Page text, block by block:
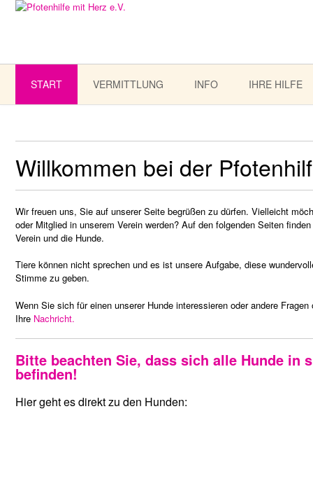
START VERMITTLUNG INFO IHRE HILFE
Willkommen bei der
Wir freuen uns, Sie auf unserer Seite begrüßen zu dürfen. Vielleicht
oder Mitglied in unserem Verein werden? Auf den folgenden Seiten
Verein und die Hunde.
Tiere können nicht sprechen und es ist unsere Aufgabe, diese
Stimme zu geben.
Wenn Sie sich für einen unserer Hunde interessieren oder andere
Ihre Nachricht.
Bitte beachten Sie, dass sich alle Hunde in
befinden!
Hier geht es direkt zu den Hunden: